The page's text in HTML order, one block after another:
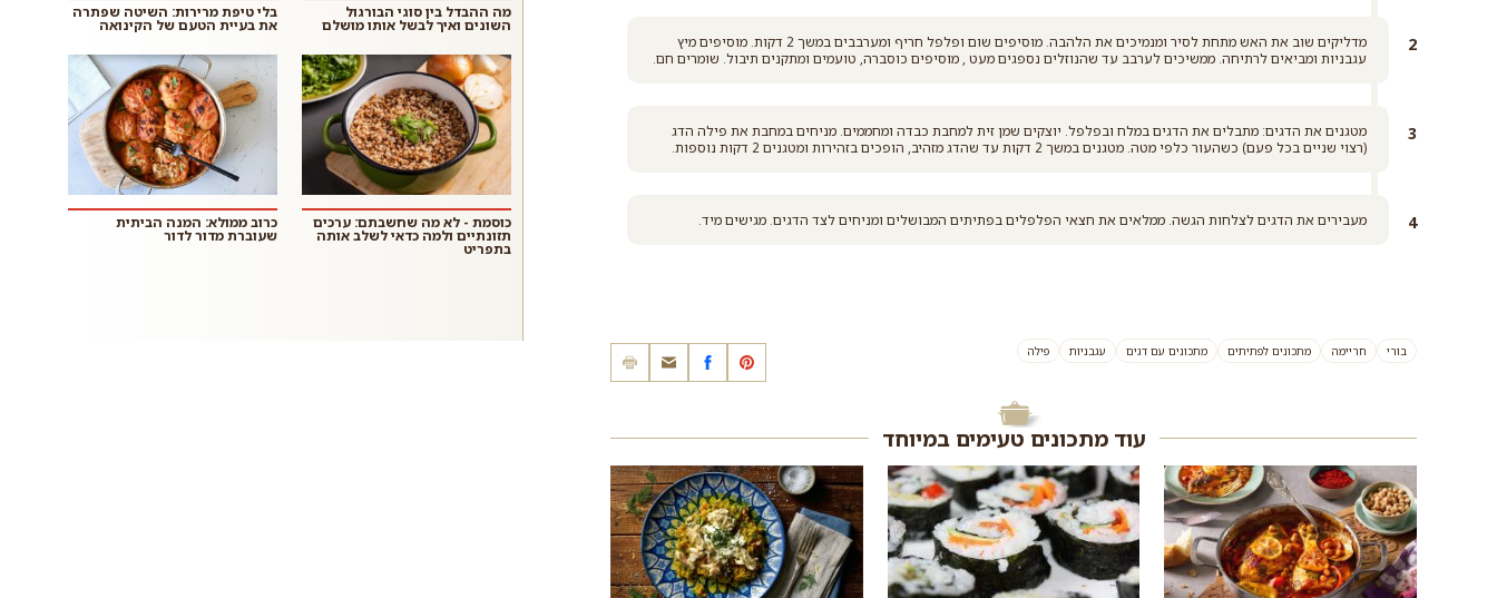
מדליקים שוב את האש מתחת לסיר ומנמיכים את הלהבה. מוסיפים שום ופלפל חריף ומערבבים במשך 2 דקות. מוסיפים מיץ
עגבניות ומביאים לרתיחה. ממשיכים לערבב עד שהנוזלים נספגים מעט , מוסיפים כוסברה, טועמים ומתקנים תיבול. שומרים חם.
מטגנים את הדגים: מתבלים את הדגים במלח ובפלפל. יוצקים שמן זית למחבת כבדה ומחממים. מניחים במחבת את פילה הדג
(רצוי שניים בכל פעם) כשהעור כלפי מטה. מטגנים במשך 2 דקות עד שהדג מזהיב, הופכים בזהירות ומטגנים 2 דקות נוספות.
מעבירים את הדגים לצלחות הגשה. ממלאים את חצאי הפלפלים בפתיתים המבושלים ומניחים לצד הדגים. מגישים מיד.
בורי חריימה מתכונים לפתיתים מתכונים עם דגים עגבניות פילה
עוד מתכונים טעימים במיוחד
מה ההבדל בין סוגי הבורגול
השונים ואיך לבשל אותו מושלם
בלי טיפת מרירות: השיטה שפתרה
את בעיית הטעם של הקינואה
כוסמת - לא מה שחשבתם: ערכים
תזונתיים ולמה כדאי לשלב אותה
בתפריט
כרוב ממולא: המנה הביתית
שעוברת מדור לדור